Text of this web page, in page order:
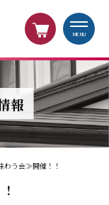
MENU
報
わう会≫開催！！